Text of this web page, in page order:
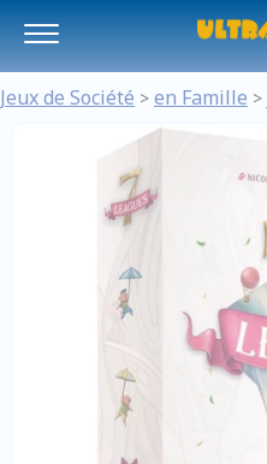
Jeux de Société > en Famille >